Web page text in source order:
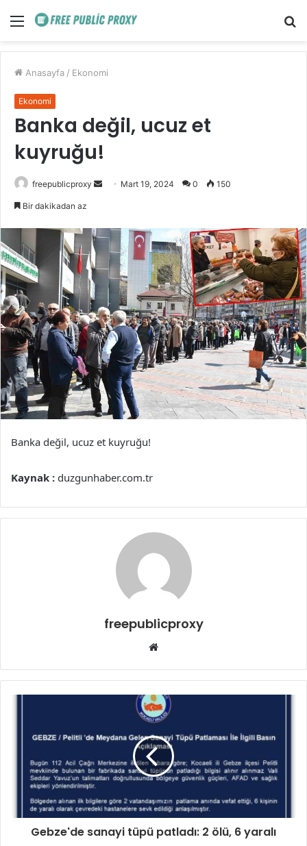
Menü
Anasayfa / Ekonomi
Ekonomi
Banka değil, ucuz et
kuyruğu!
freepublicproxy
Bir
göndermek
Mart 19, 2024 0 150
Bir dakikadan az
Banka değil, ucuz et kuyruğu!
Kaynak : duzgunhaber.com.tr
freepublicproxy
Web
Gebze'de sanayi tüpü patladı: 2 ölü, 6 yaralı